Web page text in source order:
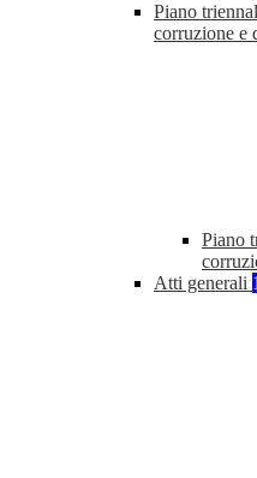
Piano
corruzione e
Piano
Atti generali